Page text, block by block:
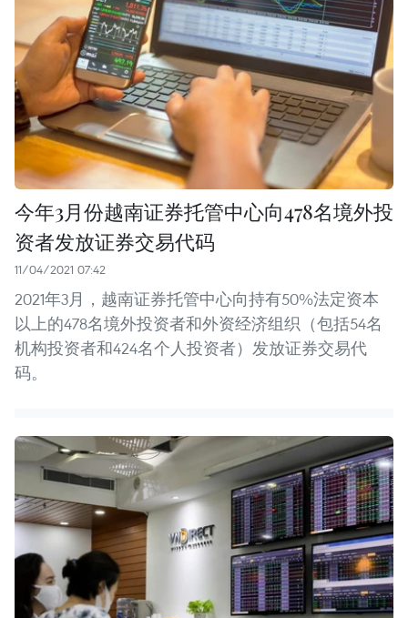
今年3月份越南证券托管中心向478名境外投
资者发放证券交易代码
11/04/2021 07:42
2021年3月，越南证券托管中心向持有50%法定资本
以上的478名境外投资者和外资经济组织（包括54名
机构投资者和424名个人投资者）发放证券交易代
码。